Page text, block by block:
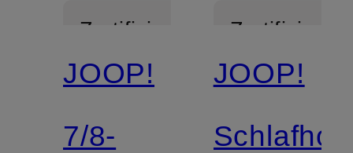
Zertifiziert
JOOP!
7/8-
Zertifiziert
JOOP!